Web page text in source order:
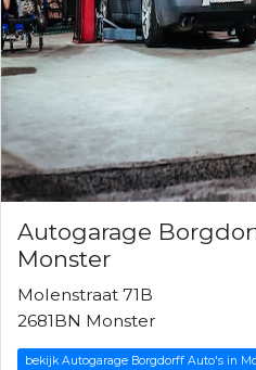
Autogarage
Monster
Molenstraat 71B
2681BN Monster
bekijk Autogarage Borgdorff Auto's in